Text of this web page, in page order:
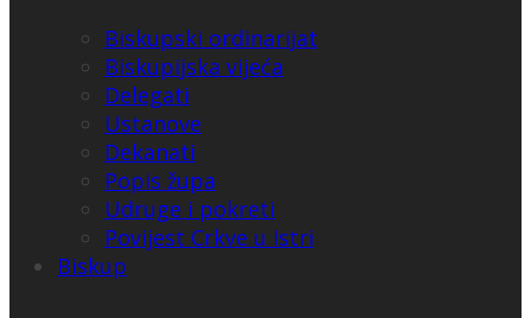
Biskupski ordinarijat
Biskupijska vijeća
Delegati
Ustanove
Dekanati
Popis župa
Udruge i pokreti
Povijest Crkve u Istri
Biskup